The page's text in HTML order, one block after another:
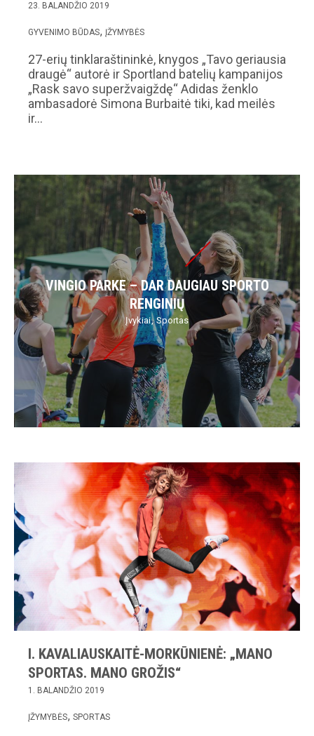
23. BALANDŽIO 2019
GYVENIMO BŪDAS ĮŽYMYBĖS
27-erių tinklaraštininkė, knygos „Tavo geriausia
draugė“ autorė ir Sportland batelių kampanijos
„Rask savo superžvaigždę“ Adidas ženklo
ambasadorė Simona Burbaitė tiki, kad meilės
ir…
VINGIO PARKE – DAR DAUGIAU SPORTO
RENGINIŲ
Įvykiai Sportas
I. KAVALIAUSKAITĖ-MORKŪNIENĖ: „MANO
SPORTAS. MANO GROŽIS“
1. BALANDŽIO 2019
ĮŽYMYBĖS SPORTAS